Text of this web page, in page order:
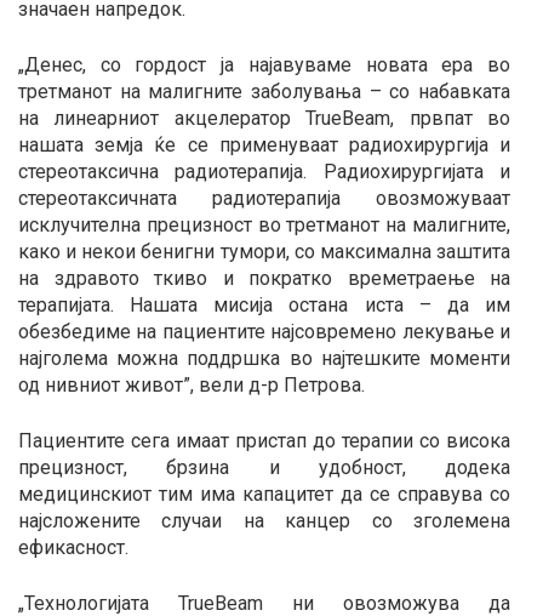
значаен напредок.
„Денес, со гордост ја најавуваме новата ера во
третманот на малигните заболувања – со набавката
на линеарниот акцелератор TrueBeam, првпат во
нашата земја ќе се применуваат радиохирургија и
стереотаксична радиотерапија. Радиохирургијата и
стереотаксичната радиотерапија овозможуваат
исклучителна прецизност во третманот на малигните,
како и некои бенигни тумори, со максимална заштита
на здравото ткиво и пократко времетраење на
терапијата. Нашата мисија остана иста – да им
обезбедиме на пациентите најсовремено лекување и
најголема можна поддршка во најтешките моменти
од нивниот живот”, вели д-р Петрова.
Пациентите сега имаат пристап до терапии со висока
прецизност, брзина и удобност, додека
медицинскиот тим има капацитет да се справува со
најсложените случаи на канцер со зголемена
ефикасност.
„Технологијата TrueBeam ни овозможува да